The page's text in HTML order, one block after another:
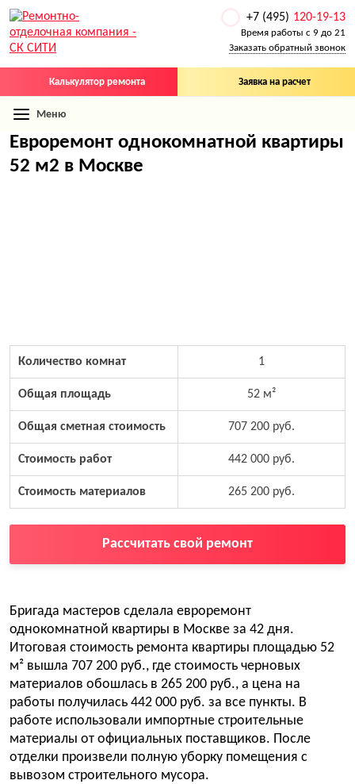
Калькулятор ремонта Заявка на расчет
+7 (495) 120-19-13
Время работы с 9 до 21
Заказать обратный звонок
Меню
Евроремонт однокомнатной квартиры
52 м2 в Москве
Количество комнат 1
Общая площадь 52 м²
Общая сметная стоимость 707 200 руб.
Стоимость работ 442 000 руб.
Стоимость материалов 265 200 руб.
Рассчитать свой ремонт
Бригада мастеров сделала евроремонт
однокомнатной квартиры в Москве за 42 дня.
Итоговая стоимость ремонта квартиры площадью 52
м² вышла 707 200 руб., где стоимость черновых
материалов обошлась в 265 200 руб., а цена на
работы получилась 442 000 руб. за все пункты. В
работе использовали импортные строительные
материалы от официальных поставщиков. После
отделки произвели полную уборку помещения с
вывозом строительного мусора.